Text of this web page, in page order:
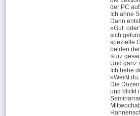
der PC
Ich ahne
Dann
»Gut,
sich
spezielle
beiden
Kurz
Und ganz
Ich hebe
»Weißt
Die
und blickt